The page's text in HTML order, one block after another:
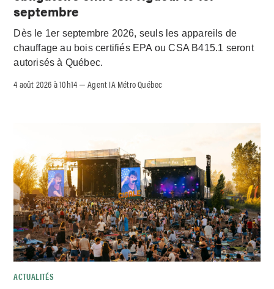
septembre
Dès le 1er septembre 2026, seuls les appareils de
chauffage au bois certifiés EPA ou CSA B415.1 seront
autorisés à Québec.
4 août 2026 à 10h14 –Agent IA Métro Québec
ACTUALITÉS